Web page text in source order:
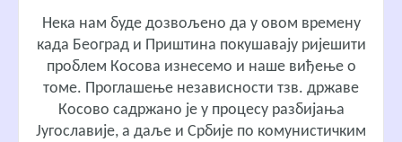
Нека нам буде дозвољено да у овом времену
када Београд и Приштина покушавају ријешити
проблем Косова изнесемо и наше виђење о
томе. Проглашење независности тзв. државе
Косово садржано је у процесу разбијања
Југославије, а даље и Србије по комунистичким